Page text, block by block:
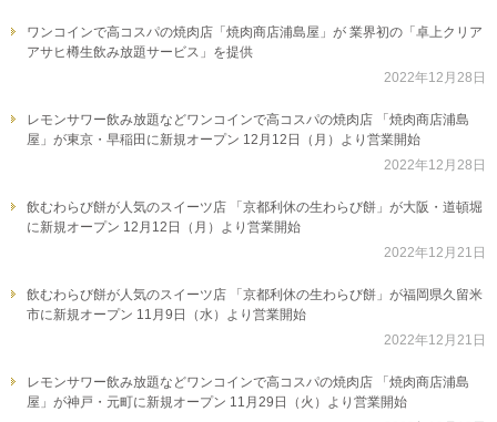
ワンコインで高コスパの焼肉店「焼肉商店浦島屋」が 業界初の「卓上クリア
アサヒ樽生飲み放題サービス」を提供
2022年12月28日
レモンサワー飲み放題などワンコインで高コスパの焼肉店 「焼肉商店浦島
屋」が東京・早稲田に新規オープン 12月12日（月）より営業開始
2022年12月28日
飲むわらび餅が人気のスイーツ店 「京都利休の生わらび餅」が大阪・道頓堀
に新規オープン 12月12日（月）より営業開始
2022年12月21日
飲むわらび餅が人気のスイーツ店 「京都利休の生わらび餅」が福岡県久留米
市に新規オープン 11月9日（水）より営業開始
2022年12月21日
レモンサワー飲み放題などワンコインで高コスパの焼肉店 「焼肉商店浦島
屋」が神戸・元町に新規オープン 11月29日（火）より営業開始